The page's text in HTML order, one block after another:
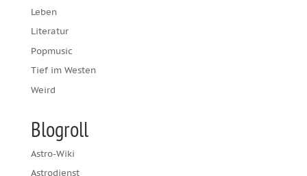
Leben
Literatur
Popmusic
Tief im Westen
Weird
Blogroll
Astro-Wiki
Astrodienst